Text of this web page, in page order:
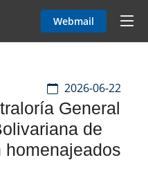
Webmail
2026-06-22
General
de
homenajeados